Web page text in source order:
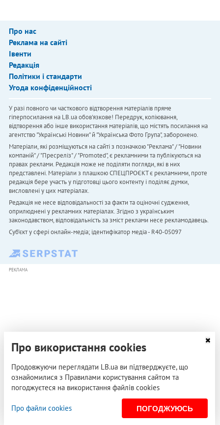
Про нас
Реклама на сайті
Івенти
Редакція
Політики і стандарти
Угода конфіденційності
У разі повного чи часткового відтворення матеріалів пряме
гіперпосилання на LB.ua обов'язкове! Передрук, копіювання,
відтворення або інше використання матеріалів, що містять посилання на
агентство "Українськi Новини" й "Українська Фото Група", заборонено.
Матеріали, які розміщуються на сайті з позначкою "Реклама" / "Новини
компаній" / "Пресреліз" / "Promoted", є рекламними та публікуються на
правах реклами. Редакція може не поділяти погляди, які в них
представлені. Матеріали з плашкою СПЕЦПРОЄКТ є рекламними, проте
редакція бере участь у підготовці цього контенту і поділяє думки,
висловлені у цих матеріалах.
Редакція не несе відповідальності за факти та оціночні судження,
оприлюднені у рекламних матеріалах. Згідно з українським
законодавством, відповідальність за зміст реклами несе рекламодавець.
Cуб'єкт у сфері онлайн-медіа; ідентифікатор медіа - R40-05097
РЕКЛАМА
Про використання cookies
Продовжуючи переглядати LB.ua ви підтверджуєте, що
ознайомилися з Правилами користування сайтом та
погоджуєтеся на використання файлів cookies
Про файли cookies ПОГОДЖУЮСЬ